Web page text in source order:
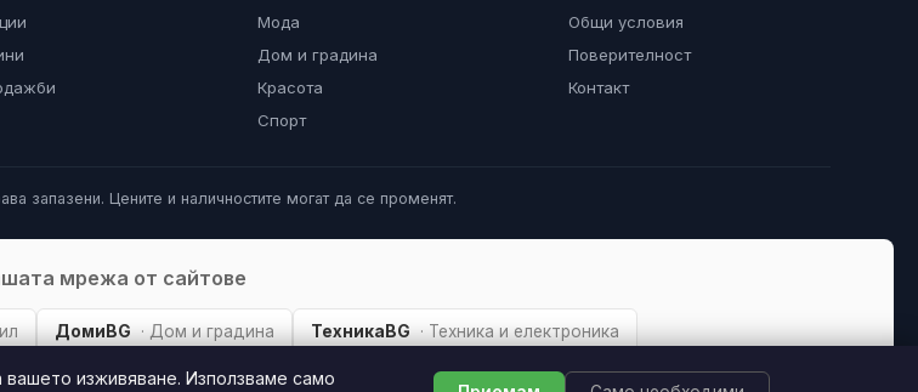
Мода
Дом и градина
Красота
Спорт
Общи условия
Поверителност
Контакт
запазени. Цените и наличностите могат да се променят.
мрежа от сайтове
ДомиBG · Дом и градина ТехникаBG · Техника и електроника
изживяване. Използваме само